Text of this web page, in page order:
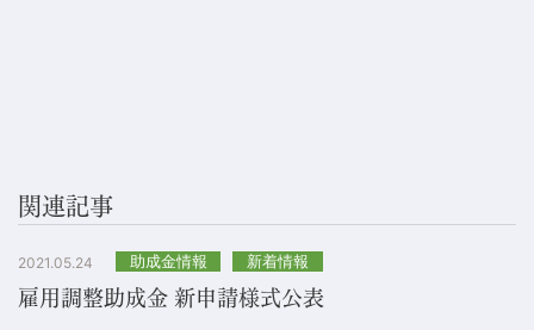
関連記事
2021.05.24 助成金情報 新着情報
雇用調整助成金 新申請様式公表